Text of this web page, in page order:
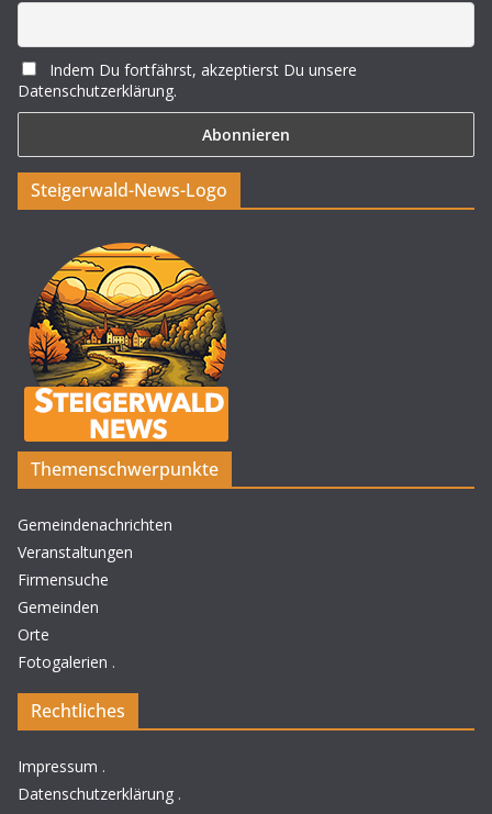
Indem Du fortfährst, akzeptierst Du unsere
Datenschutzerklärung.
Steigerwald-News-Logo
Themenschwerpunkte
Gemeindenachrichten
Veranstaltungen
Firmensuche
Gemeinden
Orte
Fotogalerien .
Rechtliches
Impressum .
Datenschutzerklärung .